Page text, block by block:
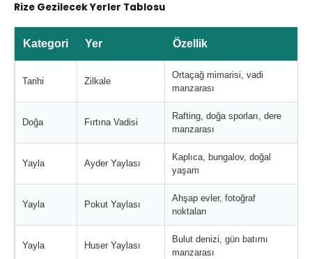
Rize Gezilecek Yerler Tablosu
Kategori Yer Özellik
Tarihi Zilkale
Ortaçağ mimarisi, vadi
manzarası
Doğa Fırtına Vadisi
Rafting, doğa sporları, dere
manzarası
Yayla Ayder Yaylası
Kaplıca, bungalov, doğal
yaşam
Yayla Pokut Yaylası
Ahşap evler, fotoğraf
noktaları
Yayla Huser Yaylası
Bulut denizi, gün batımı
manzarası